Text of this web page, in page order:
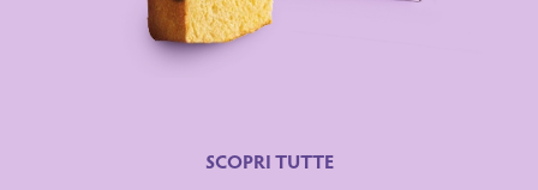
SCOPRI TUTTE